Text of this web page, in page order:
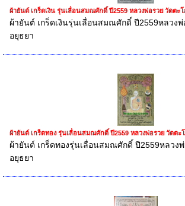
ผ้ายันต์ เกร็ดเงิน รุ่นเลื่อนสมณศักดิ์ ปี2559 หลวงพ่อรวย วัดตะ
ผ้ายันต์ เกร็ดเงินรุ่นเลื่อนสมณศักดิ์ ปี2559หลวง
อยุธยา
ผ้ายันต์ เกร็ดทอง รุ่นเลื่อนสมณศักดิ์ ปี2559 หลวงพ่อรวย วัดตะ
ผ้ายันต์ เกร็ดทองรุ่นเลื่อนสมณศักดิ์ ปี2559หลวง
อยุธยา